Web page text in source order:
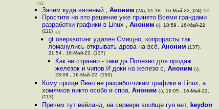
+11
Зачем куда вяленый , Аноним (24), 01:18 , 16-Май-22, (24) +2
Простите но это решение уже принято Всеми грандами
разработки графики в Linux , Аноним (-), 18:59 , 16-Май-22,
(111) +3
gt оверквотинг удален Смищно, копрорасты так
ломанулись открывать дрова на всё,Аноним (137),
21:54 , 16-Май-22, (137)
Как ни странно - таки да Полезно для продаж
железок и чипов И доки на железо с, Аноним (-),
23:08 , 16-Май-22, (150)
Кому проще Явно не разработчикам графики в Linux, а
хомячков никто особо и спра, Аноним (-), 19:05 , 16-Май-22,
(113)
Причем тут вейланд, на сервере вообще гуя нет, keydon